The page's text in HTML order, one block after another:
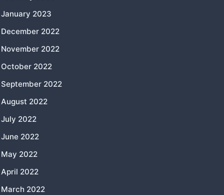
January 2023
December 2022
November 2022
October 2022
September 2022
August 2022
July 2022
June 2022
May 2022
April 2022
March 2022